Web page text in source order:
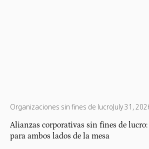
Organizaciones sin fines de lucroJuly 31,
Alianzas corporativas sin fines de
para ambos lados de la mesa